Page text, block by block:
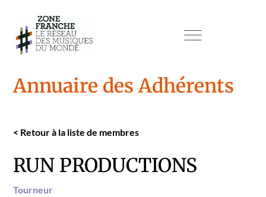
Annuaire des Adhérents
< Retour à la liste de mem­bres
RUN PRODUCTIONS
Tourneur